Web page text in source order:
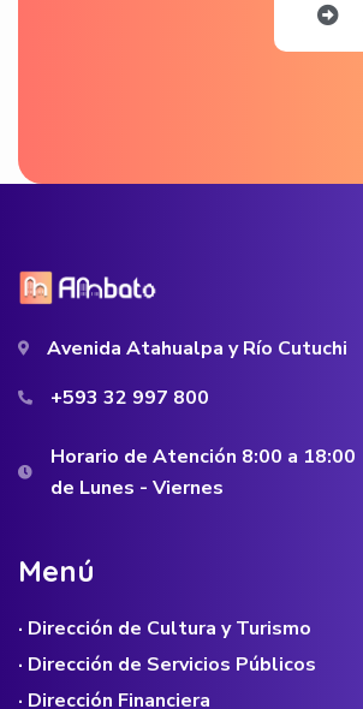
Avenida Atahualpa y Río Cutuchi
+593 32 997 800
Horario de Atención 8:00 a 18:00
de Lunes - Viernes
Menú
· Dirección de Cultura y Turismo
· Dirección de Servicios Públicos
· Dirección Financiera